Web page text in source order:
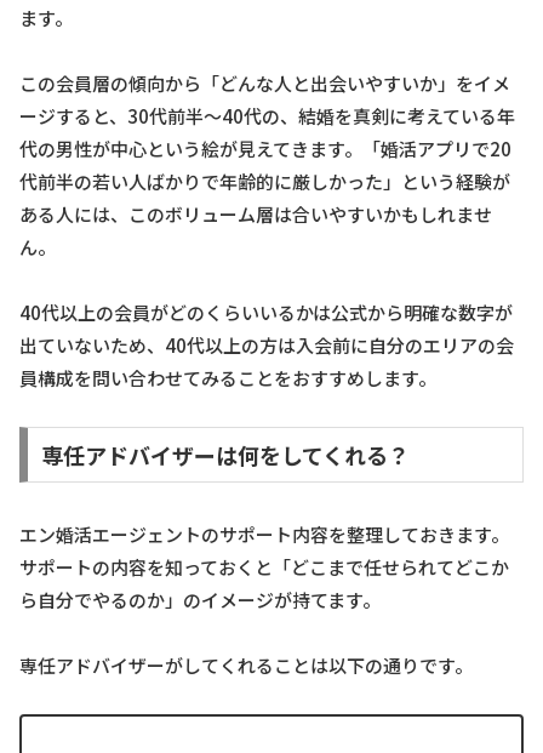
ます。
この会員層の傾向から「どんな人と出会いやすいか」をイメ
ージすると、30代前半〜40代の、結婚を真剣に考えている年
代の男性が中心という絵が見えてきます。「婚活アプリで20
代前半の若い人ばかりで年齢的に厳しかった」という経験が
ある人には、このボリューム層は合いやすいかもしれませ
ん。
40代以上の会員がどのくらいいるかは公式から明確な数字が
出ていないため、40代以上の方は入会前に自分のエリアの会
員構成を問い合わせてみることをおすすめします。
専任アドバイザーは何をしてくれる？
エン婚活エージェントのサポート内容を整理しておきます。
サポートの内容を知っておくと「どこまで任せられてどこか
ら自分でやるのか」のイメージが持てます。
専任アドバイザーがしてくれることは以下の通りです。